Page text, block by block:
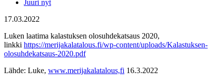
Juuri nyt
17.03.2022
Luken laatima kalastuksen olosuhdekatsaus 2020,
linkki https://merijakalatalous.fi/wp-content/uploads/Kalastuksen-
olosuhdekatsaus-2020.pdf
Lähde: Luke, www.merijakalatalous,fi 16.3.2022